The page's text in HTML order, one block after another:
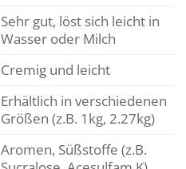
Sehr gut, löst sich leicht in
Wasser oder Milch
Cremig und leicht
Erhältlich in verschiedenen
Größen (z.B. 1kg, 2.27kg)
Aromen, Süßstoffe (z.B.